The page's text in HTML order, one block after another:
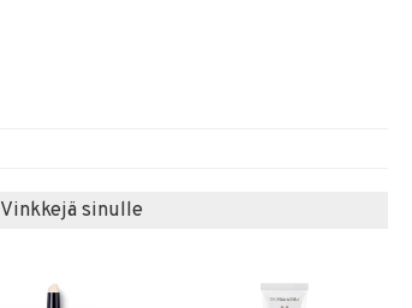
Vinkkejä sinulle